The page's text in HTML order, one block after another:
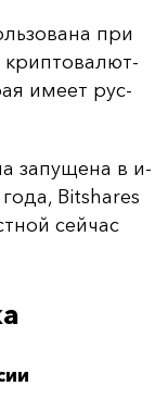
при
крип­то­ва­лют­
име­ет рус­
за­пу­ще­на в и­
Bitshares
сей­час